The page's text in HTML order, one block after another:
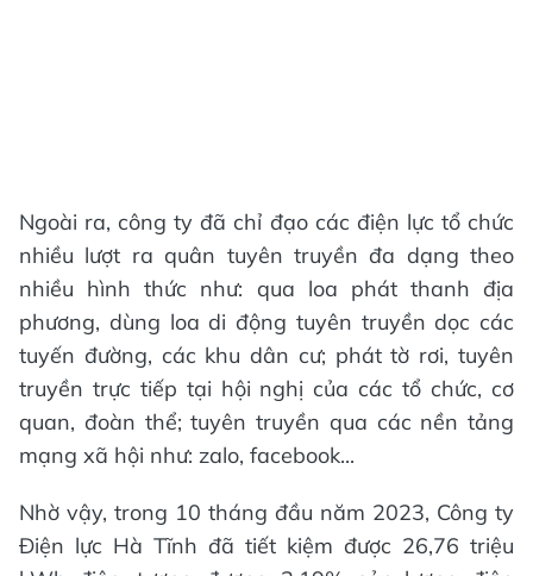
Ngoài ra, công ty đã chỉ đạo các điện lực tổ chức
nhiều lượt ra quân tuyên truyền đa dạng theo
nhiều hình thức như: qua loa phát thanh địa
phương, dùng loa di động tuyên truyền dọc các
tuyến đường, các khu dân cư; phát tờ rơi, tuyên
truyền trực tiếp tại hội nghị của các tổ chức, cơ
quan, đoàn thể; tuyên truyền qua các nền tảng
mạng xã hội như: zalo, facebook...
Nhờ vậy, trong 10 tháng đầu năm 2023, Công ty
Điện lực Hà Tĩnh đã tiết kiệm được 26,76 triệu